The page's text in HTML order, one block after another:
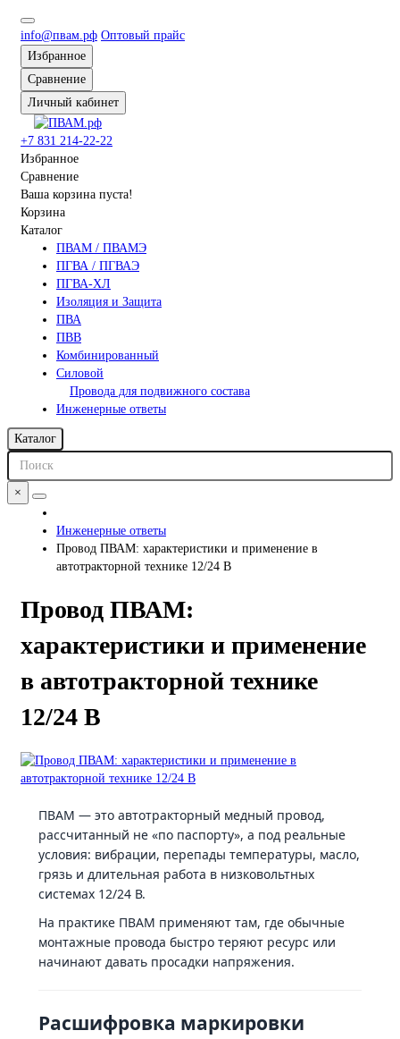
info@пвам.рф Оптовый прайс
Избранное
Сравнение
Личный кабинет
+7 831 214-22-22
Избранное
Сравнение
Ваша корзина пуста!
Корзина
Каталог
ПВАМ / ПВАМЭ
ПГВА / ПГВАЭ
ПГВА-ХЛ
Изоляция и Защита
ПВА
ПВВ
Комбинированный
Силовой
Провода для подвижного состава
Инженерные ответы
Каталог
×
Инженерные ответы
Провод ПВАМ: характеристики и применение в
автотракторной технике 12/24 В
Провод ПВАМ:
характеристики и применение
в автотракторной технике
12/24 В
ПВАМ — это автотракторный медный провод,
рассчитанный не «по паспорту», а под реальные
условия: вибрации, перепады температуры, масло,
грязь и длительная работа в низковольтных
системах 12/24 В.
На практике ПВАМ применяют там, где обычные
монтажные провода быстро теряют ресурс или
начинают давать просадки напряжения.
Расшифровка маркировки